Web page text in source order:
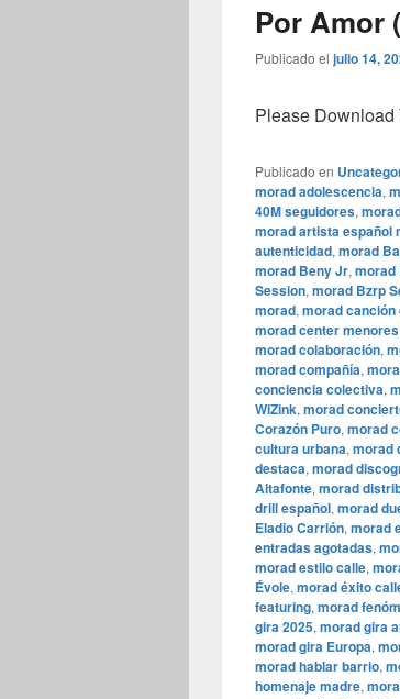
Por Amor
Publicado el julio 14,
Please
Publicado en
morad adolescencia,
40M seguidores,
morad artista español
autenticidad, morad
morad Beny Jr, morad
Session, morad Bzrp
morad, morad
morad center menores
morad colaboración,
morad compañía,
conciencia colectiva,
WiZink, morad
Corazón Puro, morad
cultura urbana, morad
destaca, morad
Altafonte, morad
drill español, morad
Eladio Carrión, morad
entradas agotadas,
morad estilo calle,
Évole, morad éxito
featuring, morad
gira 2025, morad gira
morad gira Europa,
morad hablar barrio,
homenaje madre,